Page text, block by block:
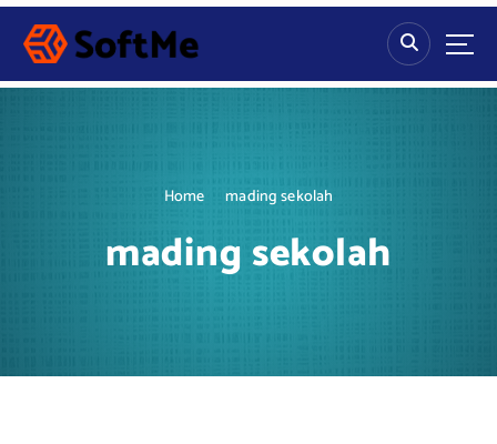
S
p
Home mading sekolah
mading sekolah